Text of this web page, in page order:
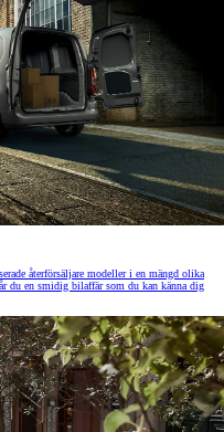
återförsäljare modeller i en mängd olika
du en smidig bilaffär som du kan känna dig